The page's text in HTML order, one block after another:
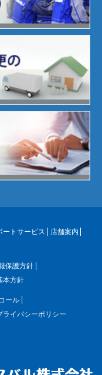
ートサービス
店舗案内
保護方針
本方針
ール
ライバシーポリシー